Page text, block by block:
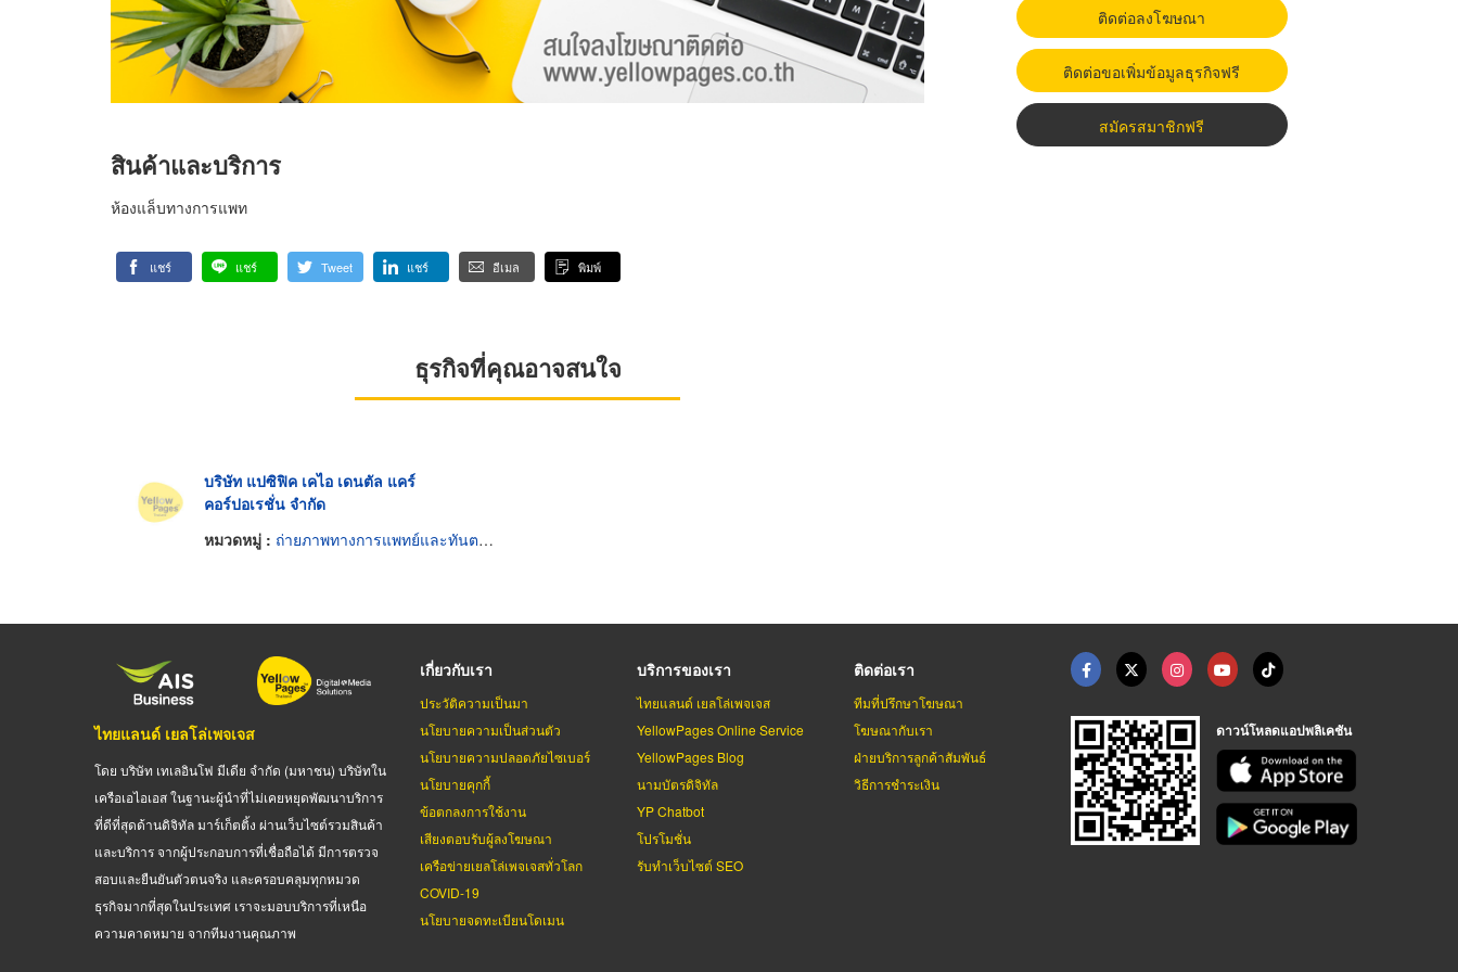
สินค้าและบริการ
ห้องแล็บทางการแพท
แชร์ แชร์ Tweet แชร์ อีเมล พิมพ์
ธุรกิจที่คุณอาจสนใจ
บริษัท แปซิฟิค เคไอ เดนตัล แคร์
คอร์ปอเรชั่น จำกัด
หมวดหมู่ : ถ่ายภาพทางการแพทย์และทันตกรรม
ติดต่อลงโฆษณา
ติดต่อขอเพิ่มข้อมูลธุรกิจฟรี
สมัครสมาชิกฟรี
ไทยแลนด์ เยลโล่เพจเจส
โดย บริษัท เทเลอินโฟ มีเดีย จำกัด (มหาชน) บริษัทใน
เครือเอไอเอส ในฐานะผู้นำที่ไม่เคยหยุดพัฒนาบริการ
ที่ดีที่สุดด้านดิจิทัล มาร์เก็ตติ้ง ผ่านเว็บไซต์รวมสินค้า
และบริการ จากผู้ประกอบการที่เชื่อถือได้ มีการตรวจ
สอบและยืนยันตัวตนจริง และครอบคลุมทุกหมวด
ธุรกิจมากที่สุดในประเทศ เราจะมอบบริการที่เหนือ
ความคาดหมาย จากทีมงานคุณภาพ
เกี่ยวกับเรา
ประวัติความเป็นมา
นโยบายความเป็นส่วนตัว
นโยบายความปลอดภัยไซเบอร์
นโยบายคุกกี้
ข้อตกลงการใช้งาน
เสียงตอบรับผู้ลงโฆษณา
เครือข่ายเยลโล่เพจเจสทั่วโลก
COVID-19
นโยบายจดทะเบียนโดเมน
บริการของเรา
ไทยแลนด์ เยลโล่เพจเจส
YellowPages Online Service
YellowPages Blog
นามบัตรดิจิทัล
YP Chatbot
โปรโมชั่น
รับทำเว็บไซต์ SEO
ติดต่อเรา
ทีมที่ปรึกษาโฆษณา
โฆษณากับเรา
ฝ่ายบริการลูกค้าสัมพันธ์
วิธีการชำระเงิน
ดาวน์โหลดแอปพลิเคชัน